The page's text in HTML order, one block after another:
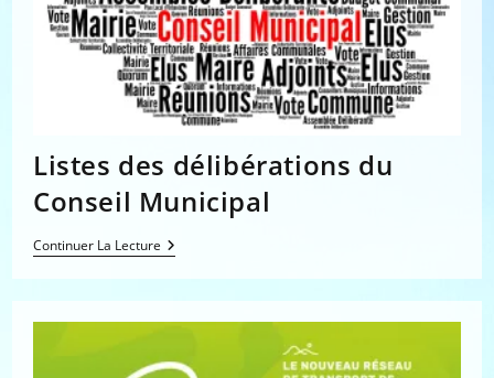
Listes des délibérations du
Conseil Municipal
Continuer La LectureListes
Des
Délibérations